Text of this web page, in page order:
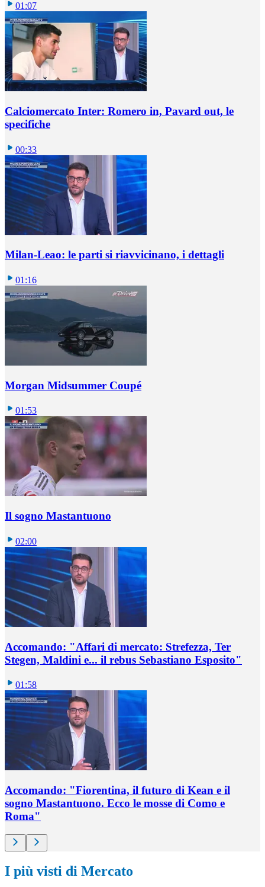
01:07
Calciomercato Inter: Romero in, Pavard out, le
specifiche
00:33
Milan-Leao: le parti si riavvicinano, i dettagli
01:16
Morgan Midsummer Coupé
01:53
Il sogno Mastantuono
02:00
Accomando: "Affari di mercato: Strefezza, Ter
Stegen, Maldini e... il rebus Sebastiano Esposito"
01:58
Accomando: "Fiorentina, il futuro di Kean e il
sogno Mastantuono. Ecco le mosse di Como e
Roma"
I più visti di Mercato